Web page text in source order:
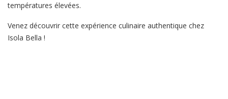
températures élevées.
Venez découvrir cette expérience culinaire authentique chez
Isola Bella !